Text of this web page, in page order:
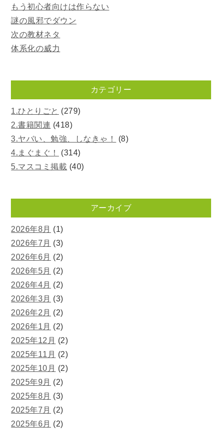
もう初心者向けは作らない
謎の風邪でダウン
次の教材ネタ
体系化の威力
カテゴリー
1.ひとりごと (279)
2.書籍関連 (418)
3.ヤバい、勉強、しなきゃ！
(8)
4.まぐまぐ！
(314)
5.マスコミ掲載 (40)
アーカイブ
2026年8月 (1)
2026年7月 (3)
2026年6月 (2)
2026年5月 (2)
2026年4月 (2)
2026年3月 (3)
2026年2月 (2)
2026年1月 (2)
2025年12月 (2)
2025年11月 (2)
2025年10月 (2)
2025年9月 (2)
2025年8月 (3)
2025年7月 (2)
2025年6月 (2)